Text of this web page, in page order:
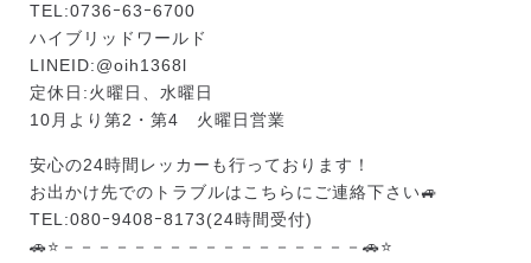
TEL:0736ｰ63ｰ6700
ハイブリッドワールド
LINEID:@oih1368l
定休日:火曜日、水曜日
10月より第2・第4 火曜日営業
安心の24時間レッカーも行っております！
お出かけ先でのトラブルはこちらにご連絡下さい🚙
TEL:080ｰ9408ｰ8173(24時間受付)
🚗⭐－－－－－－－－－－－－－－－－－🚗⭐